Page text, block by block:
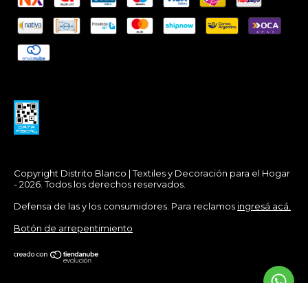
Copyright Distrito Blanco | Textiles y Decoración para el Hogar
- 2026. Todos los derechos reservados.
Defensa de las y los consumidores. Para reclamos ingresá acá.
Botón de arrepentimiento